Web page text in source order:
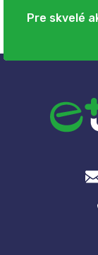
Pre skvelé